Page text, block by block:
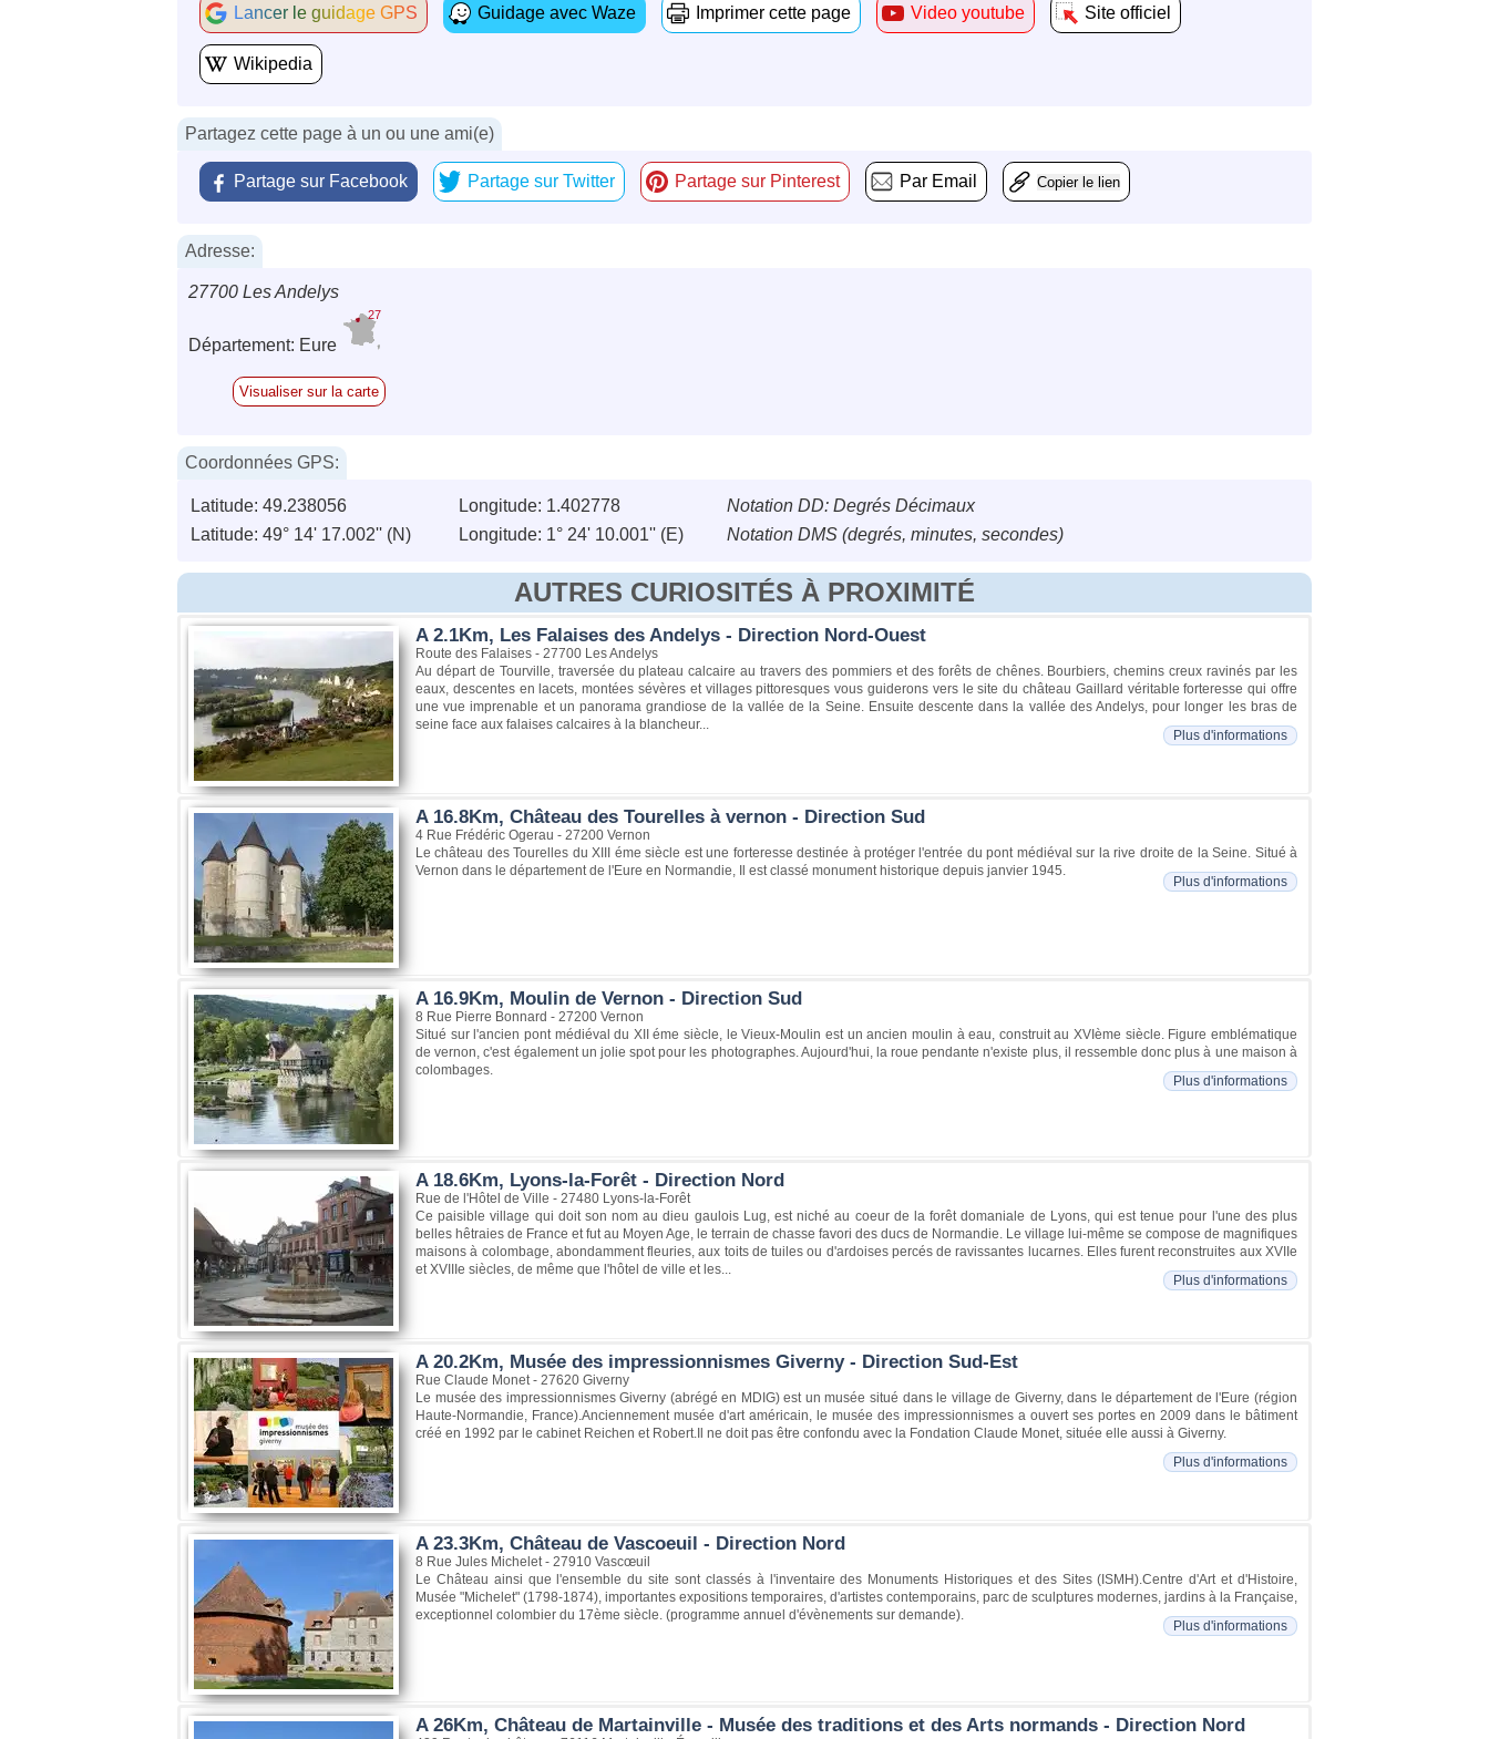
Lancer le guidage GPS Guidage avec Waze Imprimer cette page Video youtube Site officiel
Wikipedia
Partagez cette page à un ou une ami(e)
Partage sur Facebook Partage sur Twitter Partage sur Pinterest Par Email Copier le lien
Adresse:
27700 Les Andelys
Département: Eure
27
Visualiser sur la carte
Coordonnées GPS:
Latitude: 49.238056 Longitude: 1.402778
Notation DD: Degrés Décimaux
Latitude: 49° 14' 17.002'' (N)
Longitude: 1° 24' 10.001'' (E) Notation DMS (degrés, minutes, secondes)
AUTRES CURIOSITÉS À PROXIMITÉ
A 2.1Km, Les Falaises des Andelys - Direction Nord-Ouest
Route des Falaises - 27700 Les Andelys
Au départ de Tourville, traversée du plateau calcaire au travers des pommiers et des forêts de chênes. Bourbiers, chemins creux ravinés par les
eaux, descentes en lacets, montées sévères et villages pittoresques vous guiderons vers le site du château Gaillard véritable forteresse qui offre
une vue imprenable et un panorama grandiose de la vallée de la Seine. Ensuite descente dans la vallée des Andelys, pour longer les bras de
seine face aux falaises calcaires à la blancheur...
Plus d'informations
A 16.8Km, Château des Tourelles à vernon - Direction Sud
4 Rue Frédéric Ogerau - 27200 Vernon
Le château des Tourelles du XIII éme siècle est une forteresse destinée à protéger l'entrée du pont médiéval sur la rive droite de la Seine. Situé à
Vernon dans le département de l'Eure en Normandie, Il est classé monument historique depuis janvier 1945.
Plus d'informations
A 16.9Km, Moulin de Vernon - Direction Sud
8 Rue Pierre Bonnard - 27200 Vernon
Situé sur l'ancien pont médiéval du XII éme siècle, le Vieux-Moulin est un ancien moulin à eau, construit au XVIème siècle. Figure emblématique
de vernon, c'est également un jolie spot pour les photographes. Aujourd'hui, la roue pendante n'existe plus, il ressemble donc plus à une maison à
colombages.
Plus d'informations
A 18.6Km, Lyons-la-Forêt - Direction Nord
Rue de l'Hôtel de Ville - 27480 Lyons-la-Forêt
Ce paisible village qui doit son nom au dieu gaulois Lug, est niché au coeur de la forêt domaniale de Lyons, qui est tenue pour l'une des plus
belles hêtraies de France et fut au Moyen Age, le terrain de chasse favori des ducs de Normandie. Le village lui-même se compose de magnifiques
maisons à colombage, abondamment fleuries, aux toits de tuiles ou d'ardoises percés de ravissantes lucarnes. Elles furent reconstruites aux XVIIe
et XVIIIe siècles, de même que l'hôtel de ville et les...
Plus d'informations
A 20.2Km, Musée des impressionnismes Giverny - Direction Sud-Est
Rue Claude Monet - 27620 Giverny
Le musée des impressionnismes Giverny (abrégé en MDIG) est un musée situé dans le village de Giverny, dans le département de l'Eure (région
Haute-Normandie, France).Anciennement musée d'art américain, le musée des impressionnismes a ouvert ses portes en 2009 dans le bâtiment
créé en 1992 par le cabinet Reichen et Robert.Il ne doit pas être confondu avec la Fondation Claude Monet, située elle aussi à Giverny.
Plus d'informations
A 23.3Km, Château de Vascoeuil - Direction Nord
8 Rue Jules Michelet - 27910 Vascœuil
Le Château ainsi que l'ensemble du site sont classés à l'inventaire des Monuments Historiques et des Sites (ISMH).Centre d'Art et d'Histoire,
Musée "Michelet" (1798-1874), importantes expositions temporaires, d'artistes contemporains, parc de sculptures modernes, jardins à la Française,
exceptionnel colombier du 17ème siècle. (programme annuel d'évènements sur demande).
Plus d'informations
A 26Km, Château de Martainville - Musée des traditions et des Arts normands - Direction Nord